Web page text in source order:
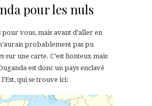
pour les nuls
pour vous, mais avant d’aller en
probablement pas pu
sur une carte. C’est honteux mais
est donc un pays enclavé
qui se trouve ici: